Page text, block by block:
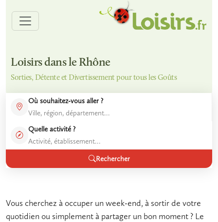
Loisirs dans le Rhône
Sorties, Détente et Divertissement pour tous les Goûts
Où souhaitez-vous aller ?
Quelle activité ?
Rechercher
Vous cherchez à occuper un week-end, à sortir de votre
quotidien ou simplement à partager un bon moment ? Le